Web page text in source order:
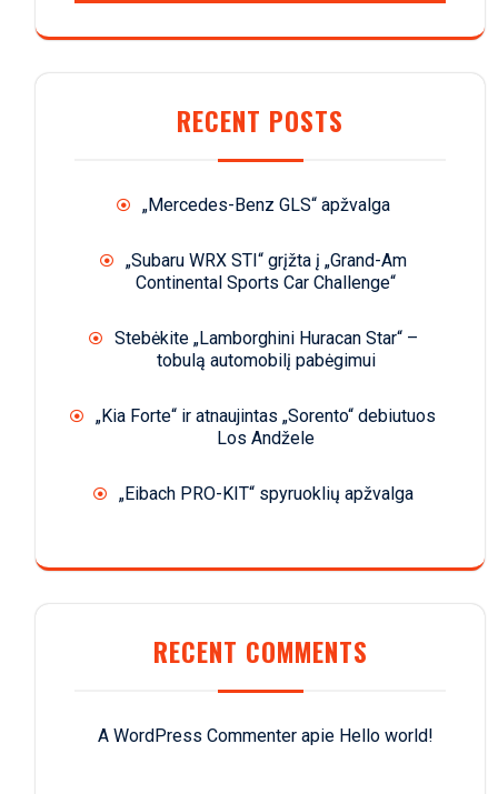
RECENT POSTS
„Mercedes-Benz GLS“ apžvalga
„Subaru WRX STI“ grįžta į „Grand-Am
Continental Sports Car Challenge“
Stebėkite „Lamborghini Huracan Star“ –
tobulą automobilį pabėgimui
„Kia Forte“ ir atnaujintas „Sorento“ debiutuos
Los Andžele
„Eibach PRO-KIT“ spyruoklių apžvalga
RECENT COMMENTS
A WordPress Commenter apie Hello world!